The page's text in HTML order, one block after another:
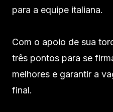
para a equipe italiana.
Com o apoio de sua
três pontos para se
melhores e garantir a
final.